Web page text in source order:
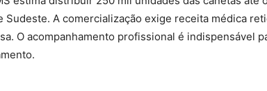
Sudeste. A comercialização exige receita médica
O acompanhamento profissional é indispensável